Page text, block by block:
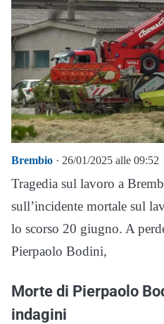
Brembio · 26/01/2025 alle 09:52
Tragedia sul lavoro a
sull’incidente mortale sul
lo scorso 20 giugno. A
Pierpaolo Bodini,
Morte di Pierpaolo
indagini